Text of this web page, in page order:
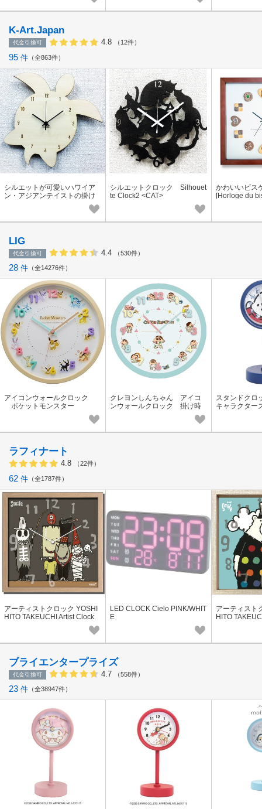
K-Art.Japan
代金引換可 4.8 （12件）
95 件 全863件
シルエットが可愛いハワイア
ン・アジアンテイストの掛け
時計 Silhouette Clock（Hon
シルエットクロック Silhouet
te Clock2 <CAT>
かわいいビス
[Horloge du
LIG
代金引換可 4.4 （530件）
28 件 全14276件
アイコンウォールクロック
ポケットモンスター
クレヨンしんちゃん アイコ
ンウォールクロック 掛け時
スタンドク
キャラクター
ラフィナート
4.8 （22件）
62 件 全1787件
アーティストクロック YOSHI
HITO TAKEUCHI Artist Clock
LED CLOCK Cielo PINK/WHIT
E
アーティスト
HITO
ブライエンタープライズ
代金引換可 4.7 （558件）
23 件 全38947件